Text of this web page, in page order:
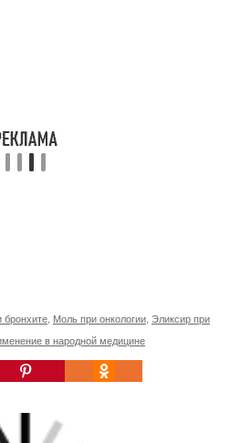
бронхите Моль при онкологии Эликсир при
в народной медицине